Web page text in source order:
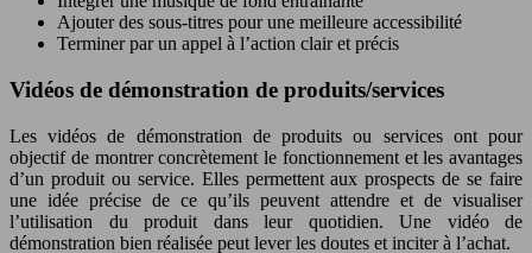
Ajouter des sous-titres pour une meilleure accessibilité
Terminer par un appel à l’action clair et précis
Vidéos de démonstration de produits/services
Les vidéos de démonstration de produits ou services ont pour
objectif de montrer concrètement le fonctionnement et les avantages
d’un produit ou service. Elles permettent aux prospects de se faire
une idée précise de ce qu’ils peuvent attendre et de visualiser
l’utilisation du produit dans leur quotidien. Une vidéo de
démonstration bien réalisée peut lever les doutes et inciter à l’achat.